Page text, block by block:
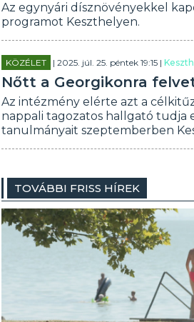
Az egynyári dísznövényekkel
programot Keszthelyen.
KÖZÉLET | 2025. júl. 25. péntek 19:15 |
Nőtt a Georgikonra
Az intézmény elérte azt a
nappali tagozatos hallgató tudja
tanulmányait szeptemberben
TOVÁBBI FRISS HÍREK